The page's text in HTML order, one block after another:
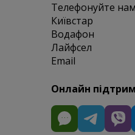
Телефонуйте нам
Київстар
Водафон
Лайфсел
Email
Онлайн